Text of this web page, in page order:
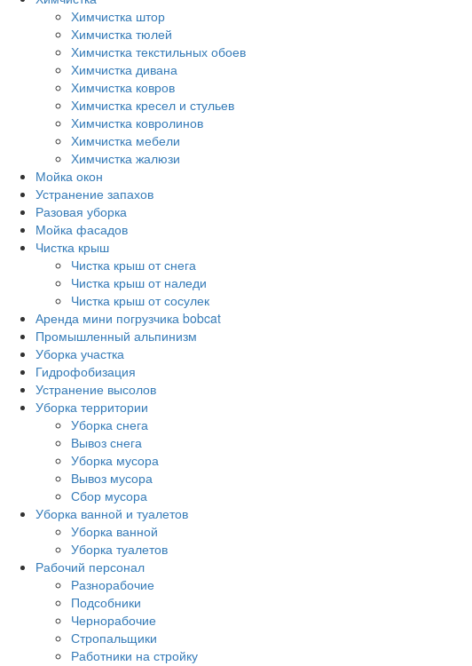
Химчистка штор
Химчистка тюлей
Химчистка текстильных обоев
Химчистка дивана
Химчистка ковров
Химчистка кресел и стульев
Химчистка ковролинов
Химчистка мебели
Химчистка жалюзи
Мойка окон
Устранение запахов
Разовая уборка
Мойка фасадов
Чистка крыш
Чистка крыш от снега
Чистка крыш от наледи
Чистка крыш от сосулек
Аренда мини погрузчика bobcat
Промышленный альпинизм
Уборка участка
Гидрофобизация
Устранение высолов
Уборка территории
Уборка снега
Вывоз снега
Уборка мусора
Вывоз мусора
Сбор мусора
Уборка ванной и туалетов
Уборка ванной
Уборка туалетов
Рабочий персонал
Разнорабочие
Подсобники
Чернорабочие
Стропальщики
Работники на стройку